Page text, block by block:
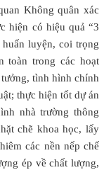
Không quân xác
hiện có hiệu quả “3
luyện, coi trọng
toàn trong các hoạt
tình hình chính
thực hiện tốt dự án
nhà trường thông
chẽ khoa học, lấy
các nền nếp chế
ép về chất lượng,